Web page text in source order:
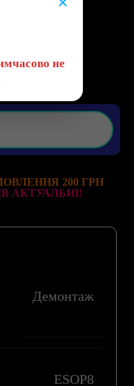
200 ГРН
АКТУАЛЬНІ!
Демонтаж
ESOP8
не